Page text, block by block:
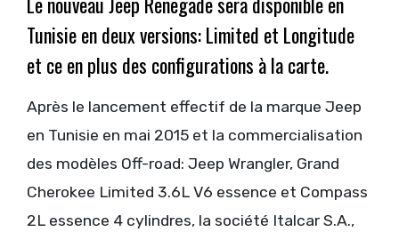
Tunisie en deux versions: Limited et Longitude
et ce en plus des configurations à la carte.
Après le lancement effectif de la marque Jeep
en Tunisie en mai 2015 et la commercialisation
des modèles Off-road: Jeep Wrangler, Grand
Cherokee Limited 3.6L V6 essence et Compass
2L essence 4 cylindres, la société Italcar S.A.,